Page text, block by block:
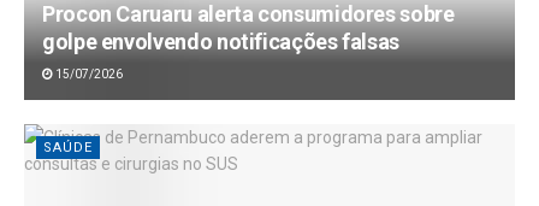
Procon Caruaru alerta consumidores sobre
golpe envolvendo notificações falsas
15/07/2026
SAÚDE